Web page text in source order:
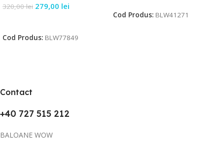
320,00lei 279,00 lei
Cod Produs: BLW77849
Cod Produs: BLW41271
Contact
+40 727 515 212
BALOANE WOW